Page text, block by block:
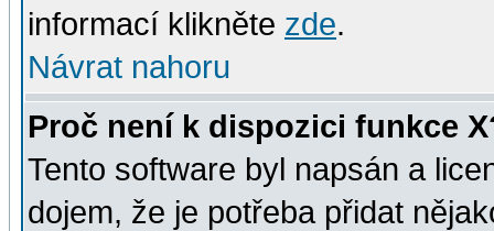
informací klikněte zde.
Návrat nahoru
Proč není k dispozici funkce
Tento software byl napsán a
dojem, že je potřeba přidat